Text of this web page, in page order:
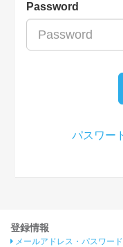
Password
パスワー
登録情報
メールアドレス・パスワー